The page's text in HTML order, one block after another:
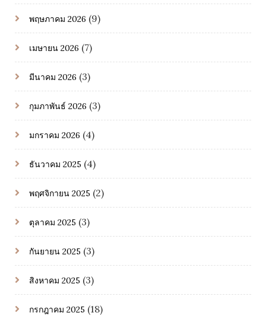
พฤษภาคม 2026 (9)
เมษายน 2026 (7)
มีนาคม 2026 (3)
กุมภาพันธ์ 2026 (3)
มกราคม 2026 (4)
ธันวาคม 2025 (4)
พฤศจิกายน 2025 (2)
ตุลาคม 2025 (3)
กันยายน 2025 (3)
สิงหาคม 2025 (3)
กรกฎาคม 2025 (18)